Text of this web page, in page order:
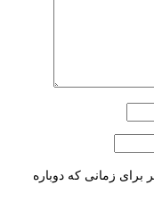
برای زمانی که دوباره